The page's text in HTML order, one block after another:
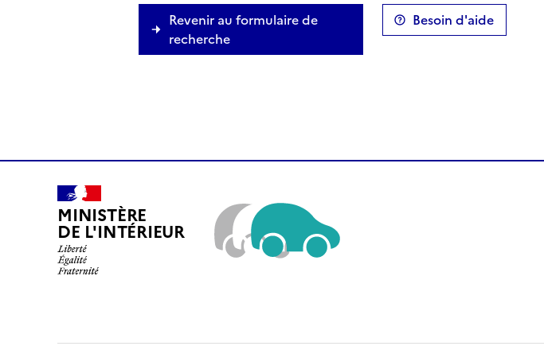
Revenir au formulaire de
recherche
Besoin d'aide
MINISTÈRE
DE L'INTÉRIEUR